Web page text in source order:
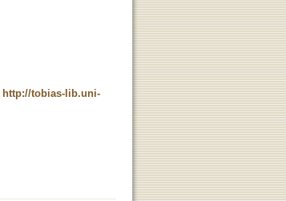
http://tobias-lib.uni-